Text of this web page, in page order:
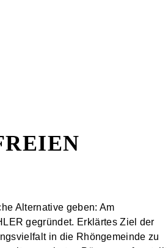
Alternative geben: Am
gegründet. Erklärtes Ziel der
in die Rhöngemeinde zu